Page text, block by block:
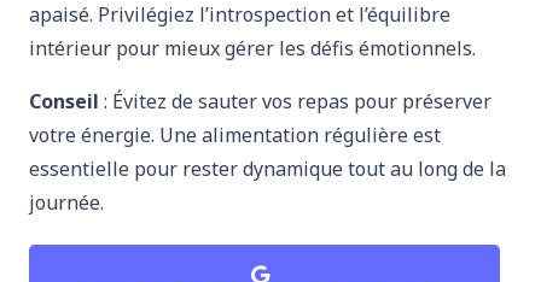
apaisé. Privilégiez l’introspection et l’équilibre
intérieur pour mieux gérer les défis émotionnels.
Conseil : Évitez de sauter vos repas pour préserver
votre énergie. Une alimentation régulière est
essentielle pour rester dynamique tout au long de la
journée.